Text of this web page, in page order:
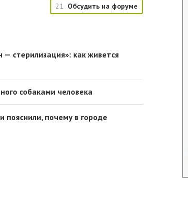
21 Обсудить на форуме
стерилизация»: как живется
собаками человека
пояснили, почему в городе